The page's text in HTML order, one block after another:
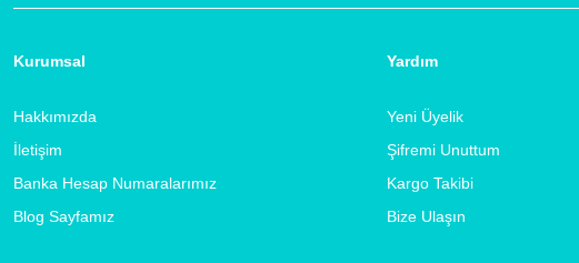
Kurumsal
Hakkımızda
İletişim
Banka Hesap Numaralarımız
Blog Sayfamız
Yardım
Yeni Üyelik
Şifremi Unuttum
Kargo Takibi
Bize Ulaşın